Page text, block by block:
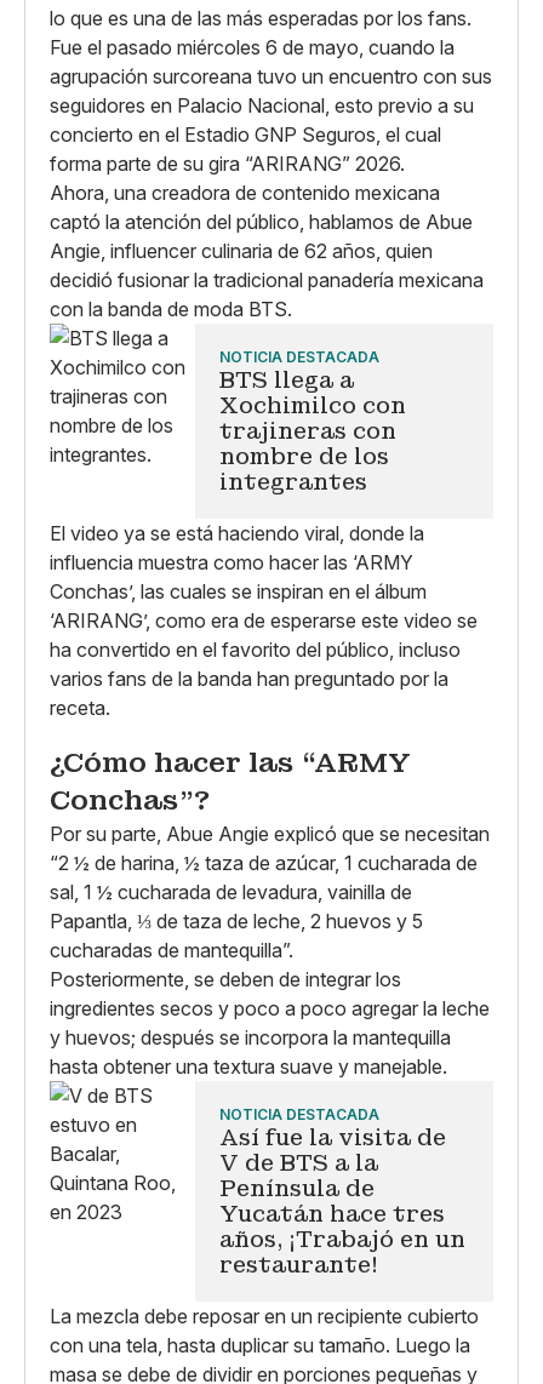
lo que es una de las más esperadas por los fans.
Fue el pasado miércoles 6 de mayo, cuando la
agrupación surcoreana tuvo un encuentro con sus
seguidores en Palacio Nacional, esto previo a su
concierto en el Estadio GNP Seguros, el cual
forma parte de su gira “ARIRANG” 2026.
Ahora, una creadora de contenido mexicana
captó la atención del público, hablamos de Abue
Angie, influencer culinaria de 62 años, quien
decidió fusionar la tradicional panadería mexicana
con la banda de moda BTS.
NOTICIA DESTACADA
BTS llega a
Xochimilco con
trajineras con
nombre de los
integrantes
El video ya se está haciendo viral, donde la
influencia muestra como hacer las ‘ARMY
Conchas’, las cuales se inspiran en el álbum
‘ARIRANG’, como era de esperarse este video se
ha convertido en el favorito del público, incluso
varios fans de la banda han preguntado por la
receta.
¿Cómo hacer las “ARMY
Conchas”?
Por su parte, Abue Angie explicó que se necesitan
“2 ½ de harina, ½ taza de azúcar, 1 cucharada de
sal, 1 ½ cucharada de levadura, vainilla de
Papantla, ⅓ de taza de leche, 2 huevos y 5
cucharadas de mantequilla”.
Posteriormente, se deben de integrar los
ingredientes secos y poco a poco agregar la leche
y huevos; después se incorpora la mantequilla
hasta obtener una textura suave y manejable.
NOTICIA DESTACADA
Así fue la visita de
V de BTS a la
Península de
Yucatán hace tres
años, ¡Trabajó en un
restaurante!
La mezcla debe reposar en un recipiente cubierto
con una tela, hasta duplicar su tamaño. Luego la
masa se debe de dividir en porciones pequeñas y